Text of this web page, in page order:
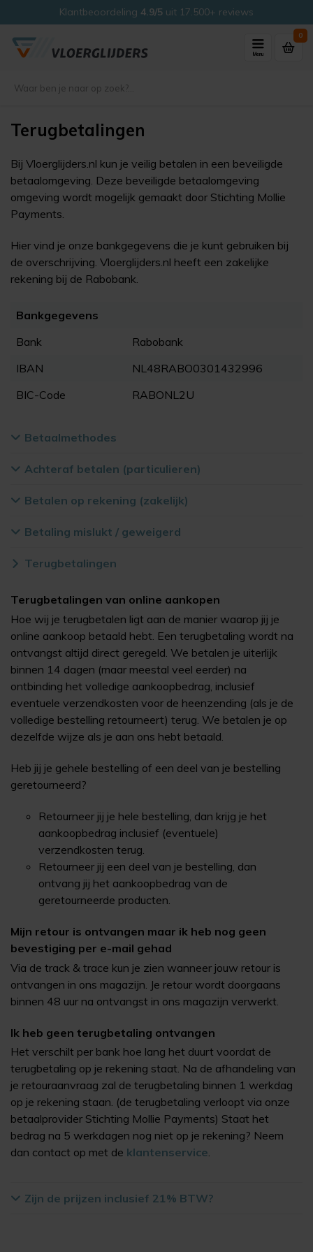
Klantbeoordeling 4.9/5 uit 17.500+ reviews
Menu
0
Terugbetalingen
Bij Vloerglijders.nl kun je veilig betalen in een beveiligde
betaalomgeving. Deze beveiligde betaalomgeving
omgeving wordt mogelijk gemaakt door Stichting Mollie
Payments.
Hier vind je onze bankgegevens die je kunt gebruiken bij
de overschrijving. Vloerglijders.nl heeft een zakelijke
rekening bij de Rabobank.
Bankgegevens
Bank
Rabobank
IBAN
NL48RABO0301432996
BIC-Code
RABONL2U
Betaalmethodes
Achteraf betalen (particulieren)
Betalen op rekening (zakelijk)
Betaling mislukt / geweigerd
Terugbetalingen
Terugbetalingen van online aankopen
Hoe wij je terugbetalen ligt aan de manier waarop jij je
online aankoop betaald hebt. Een terugbetaling wordt na
ontvangst altijd direct geregeld. We betalen je uiterlijk
binnen 14 dagen (maar meestal veel eerder) na
ontbinding het volledige aankoopbedrag, inclusief
eventuele verzendkosten voor de heenzending (als je de
volledige bestelling retourneert) terug. We betalen je op
dezelfde wijze als je aan ons hebt betaald.
Heb jij je gehele bestelling of een deel van je bestelling
geretourneerd?
Retourneer jij je hele bestelling, dan krijg je het
aankoopbedrag inclusief (eventuele)
verzendkosten terug.
Retourneer jij een deel van je bestelling, dan
ontvang jij het aankoopbedrag van de
geretourneerde producten.
Mijn retour is ontvangen maar ik heb nog geen
bevestiging per e-mail gehad
Via de track & trace kun je zien wanneer jouw retour is
ontvangen in ons magazijn. Je retour wordt doorgaans
binnen 48 uur na ontvangst in ons magazijn verwerkt.
Ik heb geen terugbetaling ontvangen
Het verschilt per bank hoe lang het duurt voordat de
terugbetaling op je rekening staat. Na de afhandeling van
je retouraanvraag zal de terugbetaling binnen 1 werkdag
op je rekening staan. (de terugbetaling verloopt via onze
betaalprovider Stichting Mollie Payments) Staat het
bedrag na 5 werkdagen nog niet op je rekening? Neem
dan contact op met de klantenservice.
Zijn de prijzen inclusief 21% BTW?